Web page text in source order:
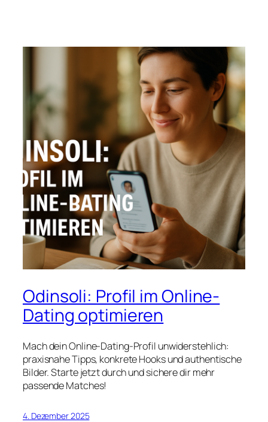
Odinsoli: Profil im Online-
Dating optimieren
Mach dein Online-Dating-Profil unwiderstehlich:
praxisnahe Tipps, konkrete Hooks und authentische
Bilder. Starte jetzt durch und sichere dir mehr
passende Matches!
4. Dezember 2025